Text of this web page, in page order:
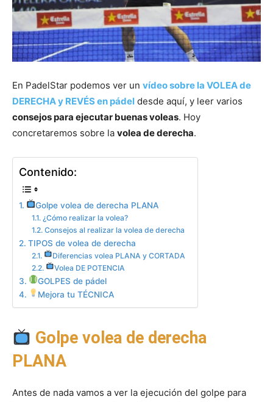
En PadelStar podemos ver un vídeo sobre la VOLEA de
DERECHA y REVÉS en pádel desde aquí, y leer varios
consejos para ejecutar buenas voleas. Hoy
concretaremos sobre la volea de derecha.
Contenido:
Golpe volea de derecha PLANA
¿Cómo realizar la volea?
Consejos al realizar la volea de derecha
TIPOS de volea de derecha
Diferencias volea PLANA y CORTADA
Volea DE POTENCIA
GOLPES de pádel
Mejora tu TÉCNICA
Golpe volea de derecha
PLANA
Antes de nada vamos a ver la ejecución del golpe para